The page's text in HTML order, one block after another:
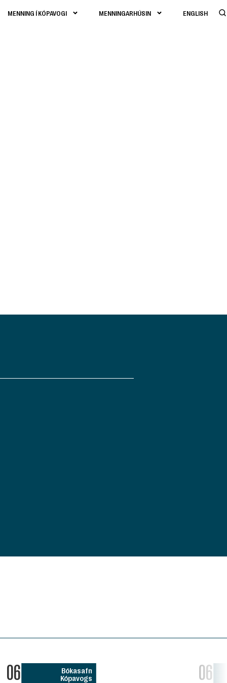
MENNING Í KÓPAVOGI MENNINGARHÚSIN ENGLISH
06
Bókasafn
Kópavogs
06